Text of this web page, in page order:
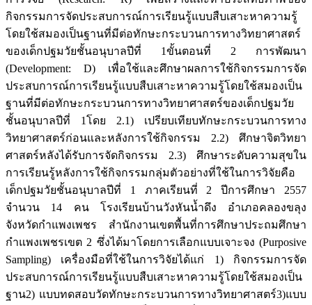
กิจกรรมการจัดประสบการณ์การเรียนรู้แบบสืบเสาะหาความรู้
โดยใช้สมองเป็นฐานที่มีต่อทักษะกระบวนการทางวิทยาศาสตร์
ของเด็กปฐมวัยชั้นอนุบาลปีที่ 1ขั้นตอนที่ 2 การพัฒนา
(Development: D) เพื่อใช้และศึกษาผลการใช้กิจกรรมการจัด
ประสบการณ์การเรียนรู้แบบสืบเสาะหาความรู้โดยใช้สมองเป็น
ฐานที่มีต่อทักษะกระบวนการทางวิทยาศาสตร์ของเด็กปฐมวัย
ชั้นอนุบาลปีที่ 1โดย 2.1) เปรียบเทียบทักษะกระบวนการทาง
วิทยาศาสตร์ก่อนและหลังการใช้กิจกรรม 2.2) ศึกษาจิตวิทยา
ศาสตร์หลังได้รับการจัดกิจกรรม 2.3) ศึกษาระดับความสุขใน
การเรียนรู้หลังการใช้กิจกรรมกลุ่มตัวอย่างที่ใช้ในการวิจัยคือ
เด็กปฐมวัยชั้นอนุบาลปีที่ 1 ภาคเรียนที่ 2 ปีการศึกษา 2557
จำนวน 14 คน โรงเรียนบ้านวังหันน้ำดึง อำเภอคลองขลุง
จังหวัดกำแพงเพชร สำนักงานเขตพื้นที่การศึกษาประถมศึกษา
กำแพงเพชรเขต 2 ซึ่งได้มาโดยการเลือกแบบเจาะจง (Purposive
Sampling) เครื่องมือที่ใช้ในการวิจัยได้แก่ 1) กิจกรรมการจัด
ประสบการณ์การเรียนรู้แบบสืบเสาะหาความรู้โดยใช้สมองเป็น
ฐาน2) แบบทดสอบวัดทักษะกระบวนการทางวิทยาศาสตร์3)แบบ